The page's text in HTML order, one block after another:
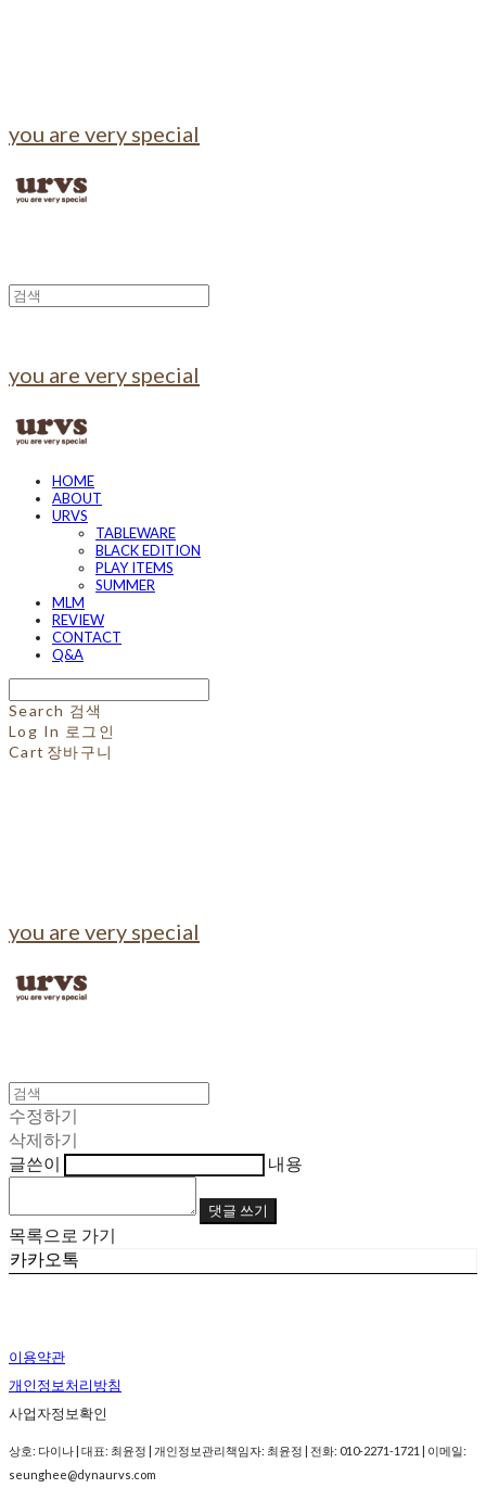
you are very special
you are very special
HOME
ABOUT
URVS
TABLEWARE
BLACK EDITION
PLAY ITEMS
SUMMER
MLM
REVIEW
CONTACT
Q&A
Search 검색
Log In 로그인
Cart 장바구니
you are very special
수정하기
삭제하기
글쓴이
내용
댓글 쓰기
목록으로 가기
카카오톡
이용약관
개인정보처리방침
사업자정보확인
상호: 다이나 | 대표: 최윤정 | 개인정보관리책임자: 최윤정 | 전화: 010-2271-1721 | 이메일:
seunghee@dynaurvs.com